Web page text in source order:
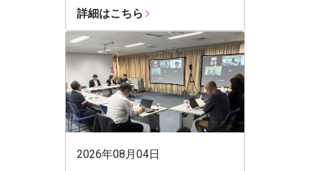
詳細はこちら
2026年08月04日